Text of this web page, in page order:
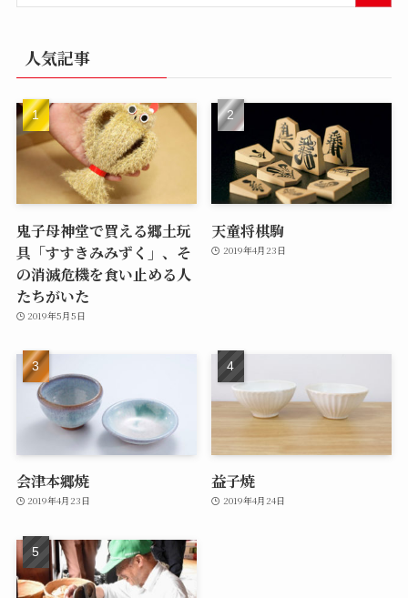
人気記事
鬼子母神堂で買える郷土玩
具「すすきみみずく」、そ
の消滅危機を食い止める人
たちがいた
2019年5月5日
天童将棋駒
2019年4月23日
会津本郷焼
2019年4月23日
益子焼
2019年4月24日